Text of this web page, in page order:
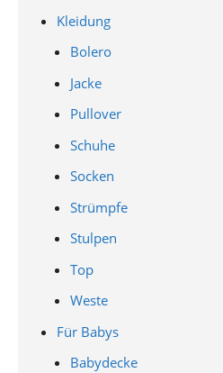
Kleidung
Bolero
Jacke
Pullover
Schuhe
Socken
Strümpfe
Stulpen
Top
Weste
Für Babys
Babydecke